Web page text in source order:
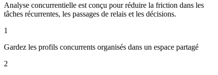
Analyse concurrentielle est conçu pour réduire la friction dans les
tâches récurrentes, les passages de relais et les décisions.
1
Gardez les profils concurrents organisés dans un espace partagé
2